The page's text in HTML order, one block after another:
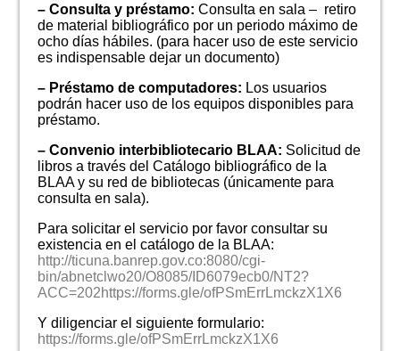
– Consulta y préstamo:Consulta en sala – retiro
de material bibliográfico por un periodo máximo de
ocho días hábiles. (para hacer uso de este servicio
es indispensable dejar un documento)
– Préstamo de computadores: Los usuarios
podrán hacer uso de los equipos disponibles para
préstamo.
– Convenio interbibliotecario BLAA: Solicitud de
libros a través del Catálogo bibliográfico de la
BLAA y su red de bibliotecas (únicamente para
consulta en sala).
Para solicitar el servicio por favor consultar su
existencia en el catálogo de la BLAA:
http://ticuna.banrep.gov.co:8080/cgi-
bin/abnetclwo20/O8085/ID6079ecb0/NT2?
ACC=202https://forms.gle/ofPSmErrLmckzX1X6
Y diligenciar el siguiente formulario:
https://forms.gle/ofPSmErrLmckzX1X6